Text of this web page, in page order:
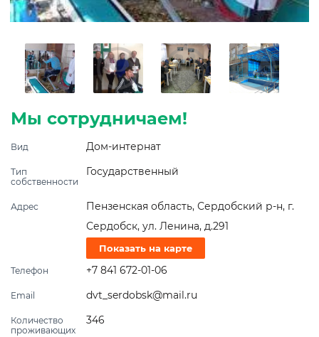
Мы сотрудничаем!
Вид Дом-интернат
Тип
собственности
Государственный
Адрес
Пензенская область, Сердобский р-н, г.
Сердобск, ул. Ленина, д.291
Показать на карте
Телефон +7 841 672-01-06
Email dvt_serdobsk@mail.ru
Количество
проживающих
346